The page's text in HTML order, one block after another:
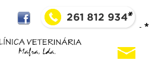
de cookies para este
necessários, analíticos e
boa experiência de navegação e
- *